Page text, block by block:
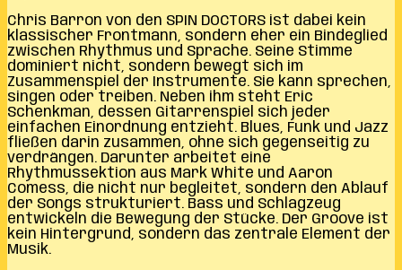
Chris Barron von den SPIN DOCTORS ist dabei kein
klassischer Frontmann, sondern eher ein Bindeglied
zwischen Rhythmus und Sprache. Seine Stimme
dominiert nicht, sondern bewegt sich im
Zusammenspiel der Instrumente. Sie kann sprechen,
singen oder treiben. Neben ihm steht Eric
Schenkman, dessen Gitarrenspiel sich jeder
einfachen Einordnung entzieht. Blues, Funk und Jazz
fließen darin zusammen, ohne sich gegenseitig zu
verdrängen. Darunter arbeitet eine
Rhythmussektion aus Mark White und Aaron
Comess, die nicht nur begleitet, sondern den Ablauf
der Songs strukturiert. Bass und Schlagzeug
entwickeln die Bewegung der Stücke. Der Groove ist
kein Hintergrund, sondern das zentrale Element der
Musik.